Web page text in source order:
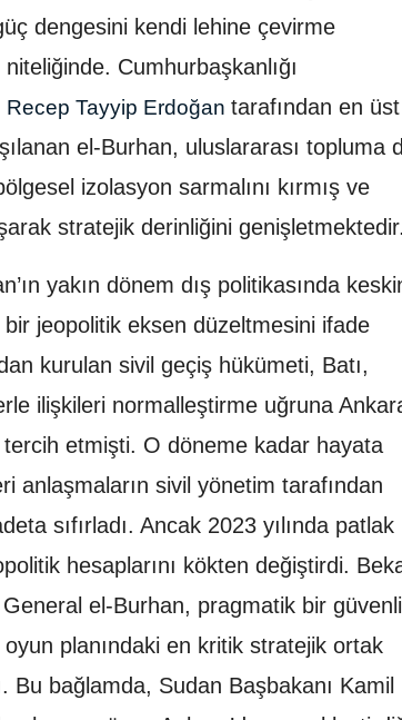
dengesini kendi lehine çevirme
Cumhurbaşkanlığı
Recep Tayyip Erdoğan tarafından en üst
el-Burhan, uluslararası topluma
izolasyon sarmalını kırmış ve
stratejik derinliğini genişletmektedir.
yakın dönem dış politikasında
jeopolitik eksen düzeltmesini ifade
kurulan sivil geçiş hükümeti, Batı,
ilişkileri normalleştirme uğruna
etmişti. O döneme kadar hayata
anlaşmaların sivil yönetim tarafından
sıfırladı. Ancak 2023 yılında patlak
hesaplarını kökten değiştirdi.
el-Burhan, pragmatik bir
oyun planındaki en kritik stratejik ortak
Bu bağlamda, Sudan Başbakanı Kamil